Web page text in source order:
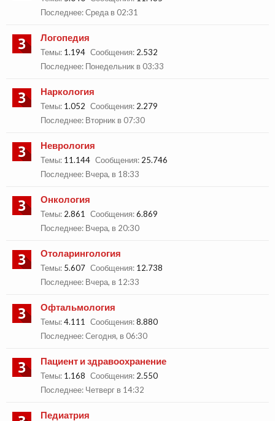
Среда в 02:31
Логопедия
Темы: 1.194 Сообщения: 2.532
Понедельник в 03:33
Наркология
Темы: 1.052 Сообщения: 2.279
Вторник в 07:30
Неврология
Темы: 11.144 Сообщения: 25.746
Вчера, в 18:33
Онкология
Темы: 2.861 Сообщения:6.869
Вчера, в 20:30
Отоларингология
Темы: 5.607 Сообщения: 12.738
Вчера, в 12:33
Офтальмология
Темы:4.111 Сообщения:8.880
Сегодня, в 06:30
Пациент и здравоохранение
Темы: 1.168 Сообщения: 2.550
Четверг в 14:32
Педиатрия